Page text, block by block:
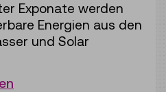
Exponate werden
Energien aus den
und Solar